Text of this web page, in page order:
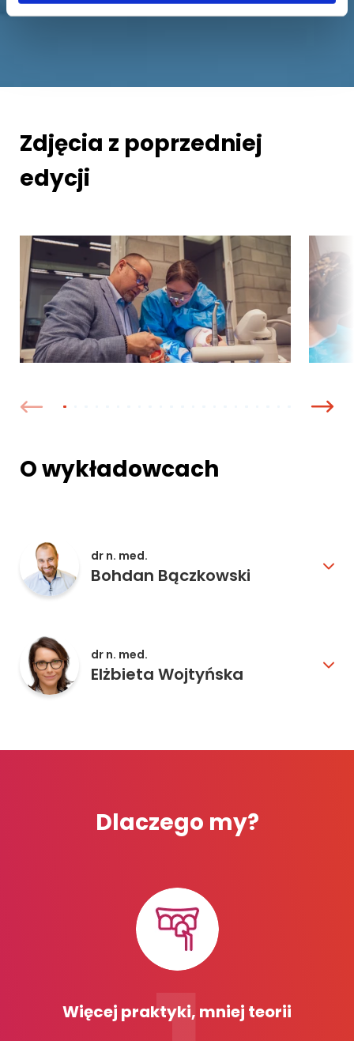
Zdjęcia z poprzedniej
edycji
O wykładowcach
dr n. med.
Bohdan Bączkowski
dr n. med.
Elżbieta Wojtyńska
Dlaczego my?
Więcej praktyki, mniej teorii